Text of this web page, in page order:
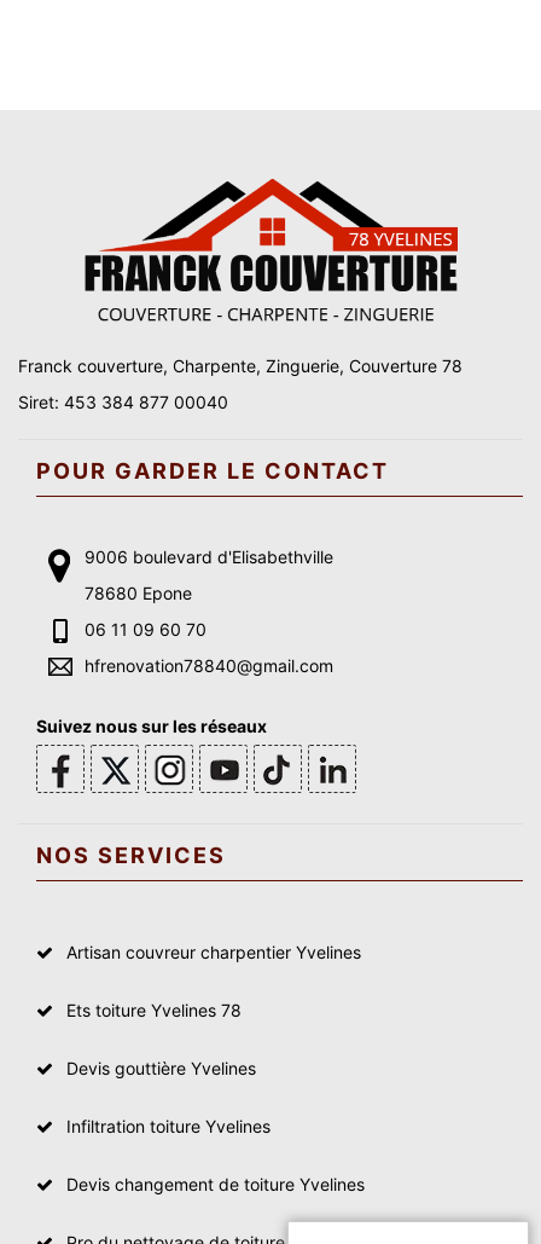
Franck couverture, Charpente, Zinguerie, Couverture 78
Siret: 453 384 877 00040
POUR GARDER LE CONTACT
9006 boulevard d'Elisabethville
78680 Epone
06 11 09 60 70
hfrenovation78840@gmail.com
Suivez nous sur les réseaux
NOS SERVICES
Artisan couvreur charpentier Yvelines
Ets toiture Yvelines 78
Devis gouttière Yvelines
Infiltration toiture Yvelines
Devis changement de toiture Yvelines